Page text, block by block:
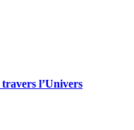
travers l’Univers